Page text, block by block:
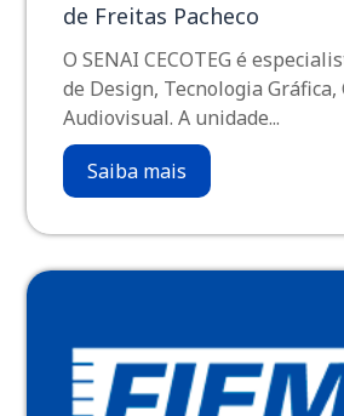
de Freitas Pacheco
O SENAI CECOTEG é
de Design, Tecnologia Gráfica,
Audiovisual. A unidade...
Saiba mais